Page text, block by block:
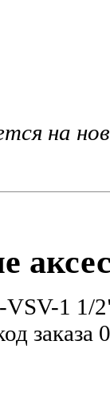
на
VSV-1
заказа